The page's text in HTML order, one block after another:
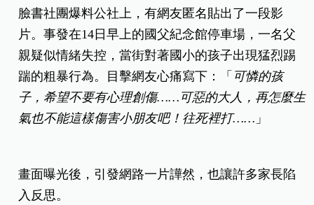
臉書社團爆料公社上，有網友匿名貼出了一段影
片。事發在14日早上的國父紀念館停車場，一名父
親疑似情緒失控，當街對著國小的孩子出現猛烈踢
踹的粗暴行為。目擊網友心痛寫下：「 可憐的孩
子，希望不要有心理創傷…… 可惡的大人，再怎麼生
氣也不能這樣傷害小朋友吧！往死裡打…… 」
畫面曝光後，引發網路一片譁然，也讓許多家長陷
入反思。